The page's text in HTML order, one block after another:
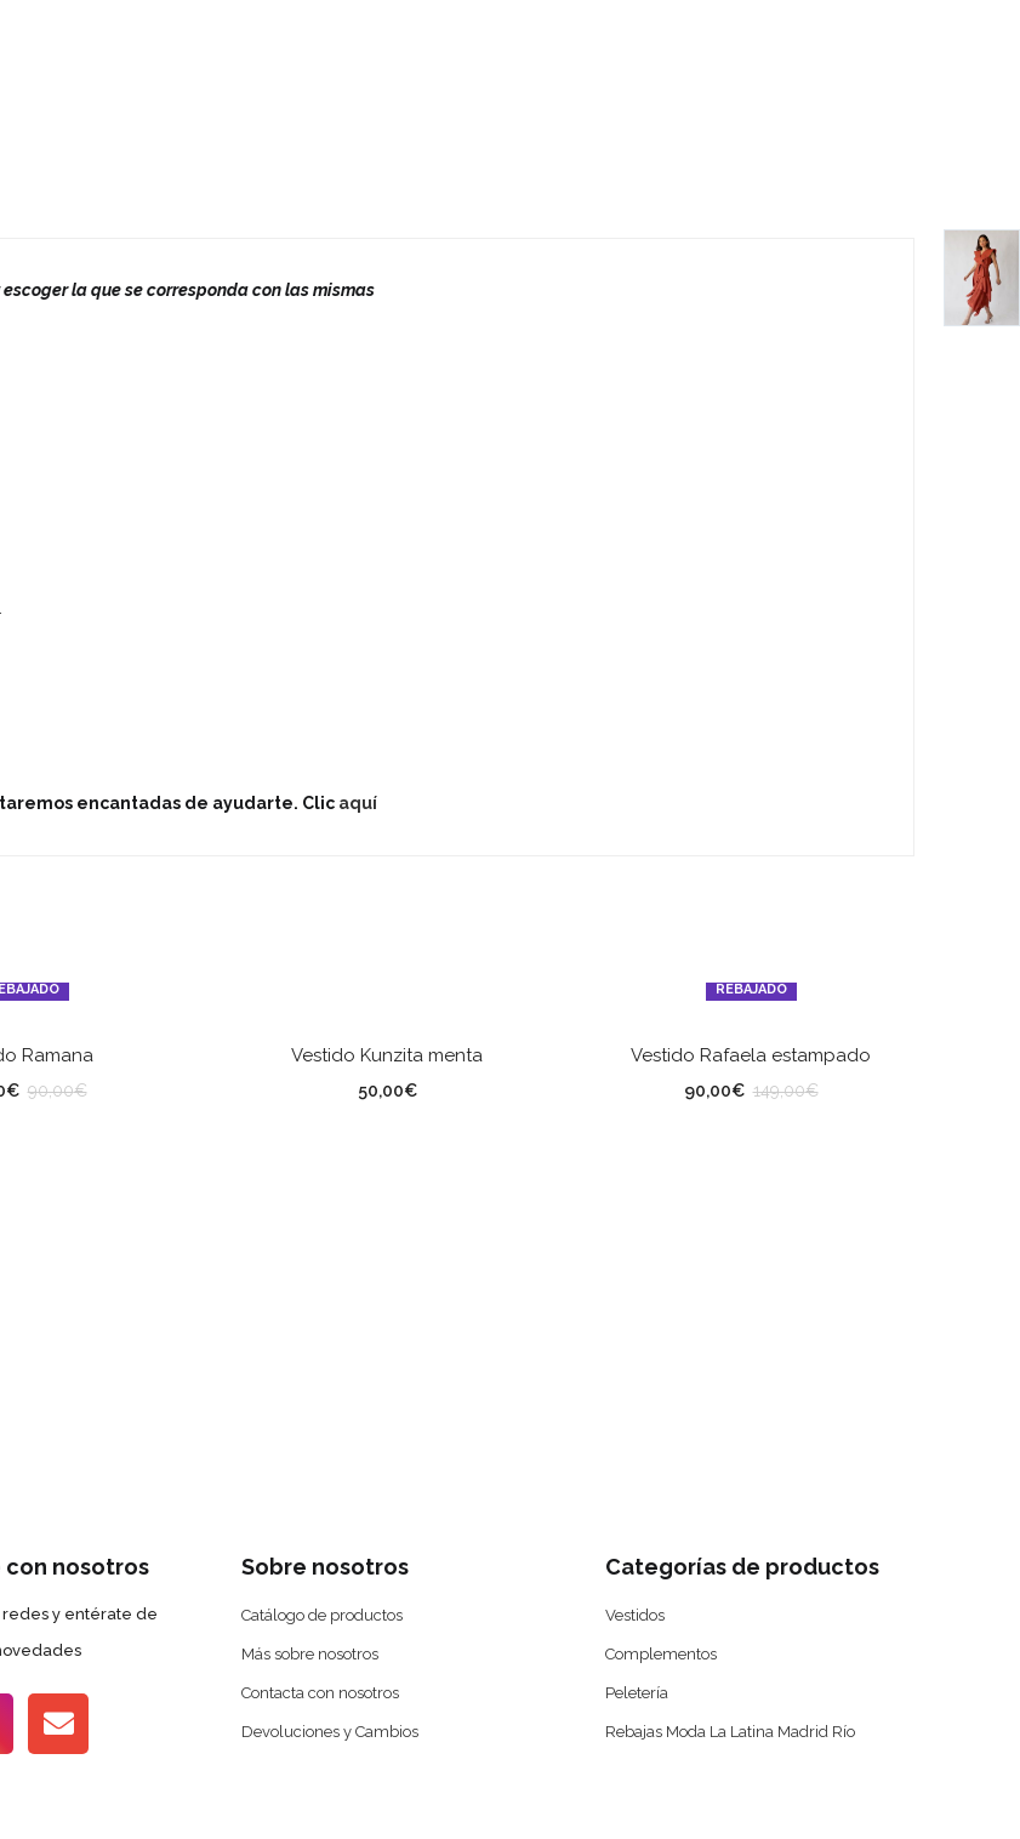
la que se corresponda con las mismas
encantadas de ayudarte. Clic aquí
Ramana
€ 90,00€
Vestido Kunzita menta
50,00€
REBAJADO
Vestido Rafaela estampado
90,00€ 149,00€
nosotros
redes y entérate de
Sobre nosotros
Catálogo de productos
Más sobre nosotros
Contacta con nosotros
Devoluciones y Cambios
Categorías de productos
Vestidos
Complementos
Peletería
Rebajas Moda La Latina Madrid Río